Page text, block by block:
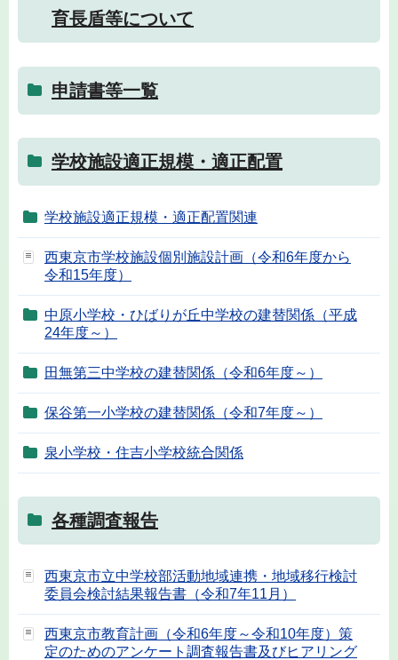
育長盾等について
申請書等一覧
学校施設適正規模・適正配置
学校施設適正規模・適正配置関連
西東京市学校施設個別施設計画（令和6年度から
令和15年度）
中原小学校・ひばりが丘中学校の建替関係（平成
24年度～）
田無第三中学校の建替関係（令和6年度～）
保谷第一小学校の建替関係（令和7年度～）
泉小学校・住吉小学校統合関係
各種調査報告
西東京市立中学校部活動地域連携・地域移行検討
委員会検討結果報告書（令和7年11月）
西東京市教育計画（令和6年度～令和10年度）策
定のためのアンケート調査報告書及びヒアリング